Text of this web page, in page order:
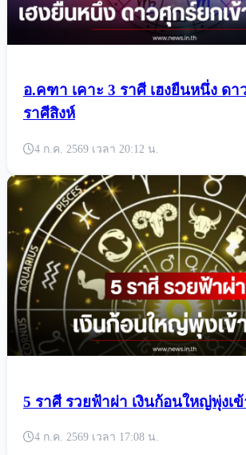
อ.คฑา เคาะ 3 ราศี เฮงยืนหนึ่ง ดา
ราศีสิงห์
4 ก.ค. 2569 เวลา 20:12 น.
5 ราศี รวยฟ้าผ่า เงินก้อนใหญ่พุ่งเ
4 ก.ค. 2569 เวลา 17:08 น.